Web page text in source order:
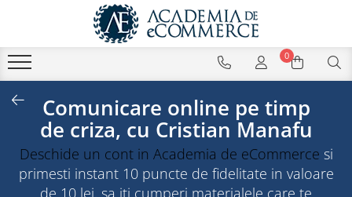
0
Comunicare online pe timp
de criza, cu Cristian Manafu
Deschide un cont in Academia de eCommerce si
primesti instant 10 puncte de fidelitate in valoare
de 10 lei, sa iti cumperi materialele care te